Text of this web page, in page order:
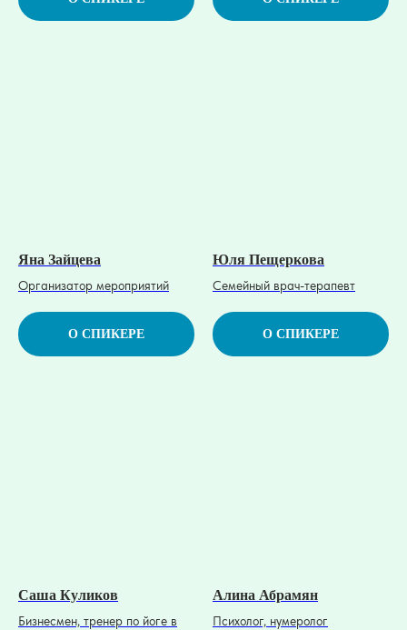
Яна Зайцева
Организатор мероприятий
О СПИКЕРЕ
Юля Пещеркова
Семейный врач-терапевт
О СПИКЕРЕ
Саша Куликов
Бизнесмен, тренер по йоге в
Алина Абрамян
Психолог, нумеролог